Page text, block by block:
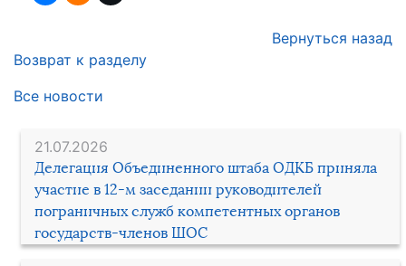
21.07.2026
Делегация Объединенного штаба ОДКБ приняла
участие в 12-м заседании руководителей
пограничных служб компетентных органов
государств-членов ШОС
Вернуться назад
Возврат к разделу
Все новости